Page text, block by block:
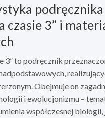
podręcznika
czasie 3” i
3” to podręcznik
Obejmuje on
i ewolucjonizmu –
współczesnej biologii,